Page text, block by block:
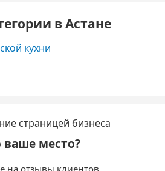
в Астане
кухни
ваше место?
на отзывы клиентов.